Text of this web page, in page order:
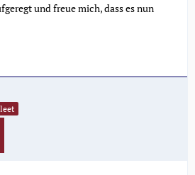
und freue mich, dass es nun